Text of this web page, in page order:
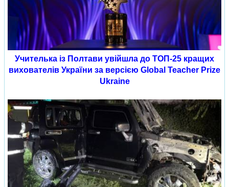
Учителька із Полтави увійшла до ТОП-25 кращих
вихователів України за версією Global Teacher Prize
Ukraine